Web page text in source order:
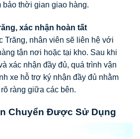
bảo thời gian giao hàng.
xác nhận hoàn tất
Trăng, nhân viên sẽ liên hệ với
tận nơi hoặc tại kho. Sau khi
xác nhận đầy đủ, quá trình vận
xe hỗ trợ ký nhận đầy đủ nhằm
ràng giữa các bên.
Chuyển Được Sử Dụng